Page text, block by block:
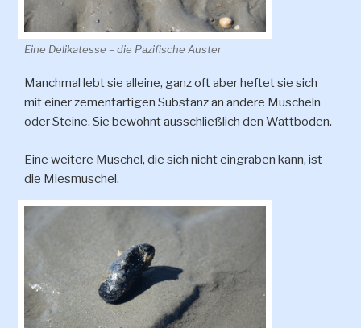
Eine Delikatesse – die Pazifische Auster
Manchmal lebt sie alleine, ganz oft aber heftet sie sich
mit einer zementartigen Substanz an andere Muscheln
oder Steine. Sie bewohnt ausschließlich den Wattboden.
Eine weitere Muschel, die sich nicht eingraben kann, ist
die Miesmuschel.